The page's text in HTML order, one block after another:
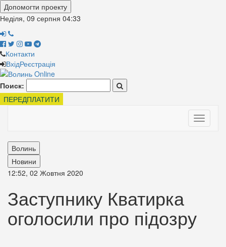
Допомогти проекту
Неділя, 09 серпня 04:33
Контакти
ВхідРеєстрація
Поиск:
ПЕРЕДПЛАТИТИ
Toggle
Волинь
Новини
12:52, 02 Жовтня 2020
Заступнику Кватирка
оголосили про підозру